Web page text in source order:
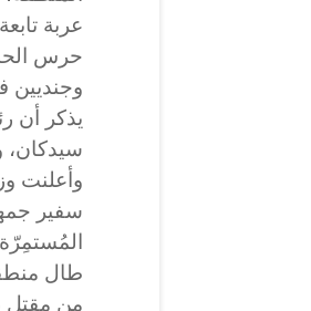
عربة
حرس
وجنديين
يذكر أن
سيدكان،
سفير
طال
من مقتل